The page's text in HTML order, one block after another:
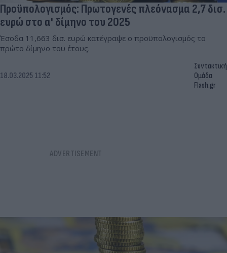
Προϋπολογισμός: Πρωτογενές πλεόνασμα 2,7 δισ.
ευρώ στο α' δίμηνο του 2025
Έσοδα 11,663 δισ. ευρώ κατέγραψε ο προϋπολογισμός το
πρώτο δίμηνο του έτους.
18.03.2025 11:52
Συντακτική
Ομάδα
Flash.gr